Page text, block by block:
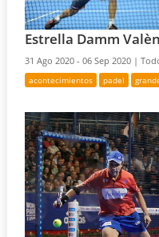
Estrella Damm
31 Ago 2020 - 06 Sep 2020 |
acontecimientos padel